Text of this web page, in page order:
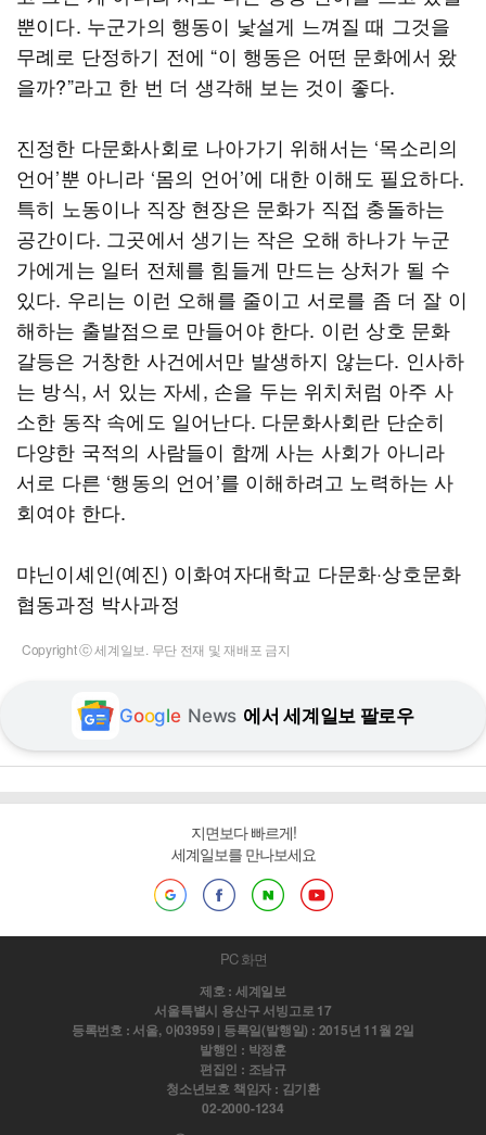
뿐이다. 누군가의 행동이 낯설게 느껴질 때 그것을
무례로 단정하기 전에 “이 행동은 어떤 문화에서 왔
을까?”라고 한 번 더 생각해 보는 것이 좋다.
진정한 다문화사회로 나아가기 위해서는 ‘목소리의
언어’뿐 아니라 ‘몸의 언어’에 대한 이해도 필요하다.
특히 노동이나 직장 현장은 문화가 직접 충돌하는
공간이다. 그곳에서 생기는 작은 오해 하나가 누군
가에게는 일터 전체를 힘들게 만드는 상처가 될 수
있다. 우리는 이런 오해를 줄이고 서로를 좀 더 잘 이
해하는 출발점으로 만들어야 한다. 이런 상호 문화
갈등은 거창한 사건에서만 발생하지 않는다. 인사하
는 방식, 서 있는 자세, 손을 두는 위치처럼 아주 사
소한 동작 속에도 일어난다. 다문화사회란 단순히
다양한 국적의 사람들이 함께 사는 사회가 아니라
서로 다른 ‘행동의 언어’를 이해하려고 노력하는 사
회여야 한다.
먀닌이셰인(예진) 이화여자대학교 다문화·상호문화
협동과정 박사과정
Copyright ⓒ 세계일보. 무단 전재 및 재배포 금지
Google News 에서 세계일보 팔로우
지면보다 빠르게!
세계일보를 만나보세요
PC 화면
제호 : 세계일보
서울특별시 용산구 서빙고로 17
등록번호 : 서울, 아03959 | 등록일(발행일) : 2015년 11월 2일
발행인 : 박정훈
편집인 : 조남규
청소년보호 책임자 : 김기환
02-2000-1234